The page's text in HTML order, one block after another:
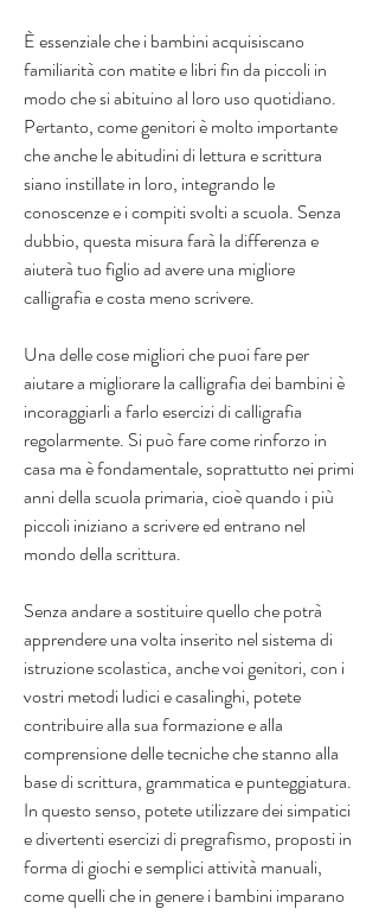
È essenziale che i bambini acquisiscano
familiarità con matite e libri fin da piccoli in
modo che si abituino al loro uso quotidiano.
Pertanto, come genitori è molto importante
che anche le abitudini di lettura e scrittura
siano instillate in loro, integrando le
conoscenze e i compiti svolti a scuola. Senza
dubbio, questa misura farà la differenza e
aiuterà tuo figlio ad avere una migliore
calligrafia e costa meno scrivere.
Una delle cose migliori che puoi fare per
aiutare a migliorare la calligrafia dei bambini è
incoraggiarli a farlo esercizi di calligrafia
regolarmente. Si può fare come rinforzo in
casa ma è fondamentale, soprattutto nei primi
anni della scuola primaria, cioè quando i più
piccoli iniziano a scrivere ed entrano nel
mondo della scrittura.
Senza andare a sostituire quello che potrà
apprendere una volta inserito nel sistema di
istruzione scolastica, anche voi genitori, con i
vostri metodi ludici e casalinghi, potete
contribuire alla sua formazione e alla
comprensione delle tecniche che stanno alla
base di scrittura, grammatica e punteggiatura.
In questo senso, potete utilizzare dei simpatici
e divertenti esercizi di pregrafismo, proposti in
forma di giochi e semplici attività manuali,
come quelli che in genere i bambini imparano